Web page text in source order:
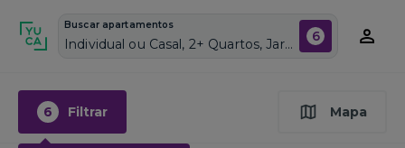
Buscar apartamentos
Individual ou Casal, 2+ Quartos, Jardins, Vagas de garagem: Sim, Mobiliado, Piscina 6
6 Filtrar Mapa